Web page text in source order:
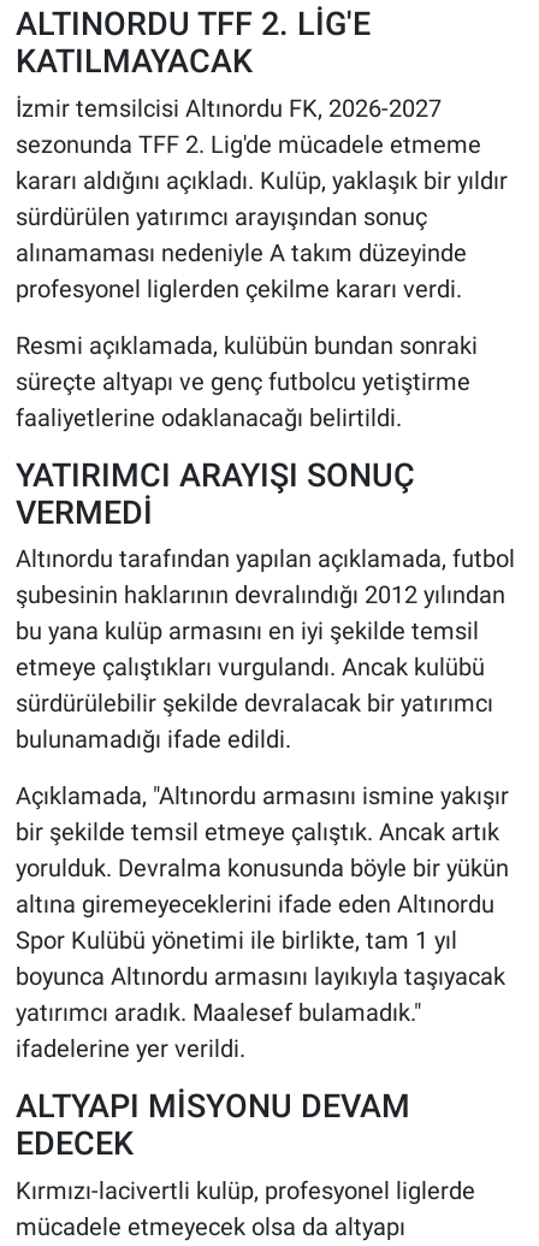
ALTINORDU TFF 2. LİG'E
KATILMAYACAK
İzmir temsilcisi Altınordu FK, 2026-2027
sezonunda TFF 2. Lig'de mücadele etmeme
kararı aldığını açıkladı. Kulüp, yaklaşık bir yıldır
sürdürülen yatırımcı arayışından sonuç
alınamaması nedeniyle A takım düzeyinde
profesyonel liglerden çekilme kararı verdi.
Resmi açıklamada, kulübün bundan sonraki
süreçte altyapı ve genç futbolcu yetiştirme
faaliyetlerine odaklanacağı belirtildi.
YATIRIMCI ARAYIŞI SONUÇ
VERMEDİ
Altınordu tarafından yapılan açıklamada, futbol
şubesinin haklarının devralındığı 2012 yılından
bu yana kulüp armasını en iyi şekilde temsil
etmeye çalıştıkları vurgulandı. Ancak kulübü
sürdürülebilir şekilde devralacak bir yatırımcı
bulunamadığı ifade edildi.
Açıklamada, "Altınordu armasını ismine yakışır
bir şekilde temsil etmeye çalıştık. Ancak artık
yorulduk. Devralma konusunda böyle bir yükün
altına giremeyeceklerini ifade eden Altınordu
Spor Kulübü yönetimi ile birlikte, tam 1 yıl
boyunca Altınordu armasını layıkıyla taşıyacak
yatırımcı aradık. Maalesef bulamadık."
ifadelerine yer verildi.
ALTYAPI MİSYONU DEVAM
EDECEK
Kırmızı-lacivertli kulüp, profesyonel liglerde
mücadele etmeyecek olsa da altyapı
SPOR
MAGAZİN
Bilim, Teknoloji